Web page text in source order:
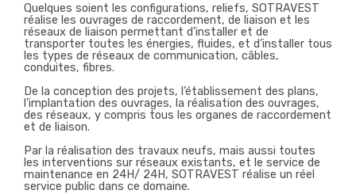
Quelques soient les configurations, reliefs, SOTRAVEST
réalise les ouvrages de raccordement, de liaison et les
réseaux de liaison permettant d’installer et de
transporter toutes les énergies, fluides, et d’installer tous
les types de réseaux de communication, câbles,
conduites, fibres.
De la conception des projets, l’établissement des plans,
l’implantation des ouvrages, la réalisation des ouvrages,
des réseaux, y compris tous les organes de raccordement
et de liaison.
Par la réalisation des travaux neufs, mais aussi toutes
les interventions sur réseaux existants, et le service de
maintenance en 24H/ 24H, SOTRAVEST réalise un réel
service public dans ce domaine.